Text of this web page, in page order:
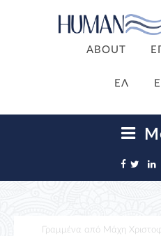
ABOUT
ΕΛ
Γραμμένα από Μάχη